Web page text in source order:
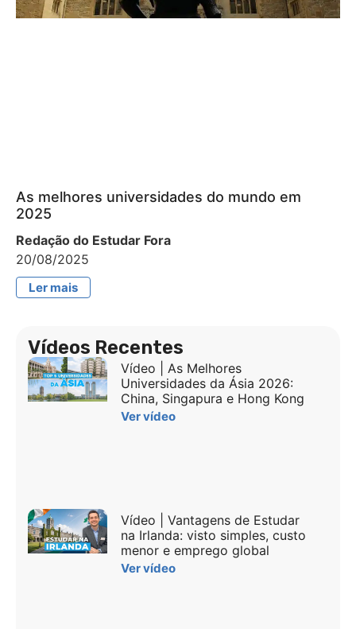
As melhores universidades do mundo em
2025
Redação do Estudar Fora
20/08/2025
Ler mais
Vídeos Recentes
Vídeo | As Melhores
Universidades da Ásia 2026:
China, Singapura e Hong Kong
Ver vídeo
Vídeo | Vantagens de Estudar
na Irlanda: visto simples, custo
menor e emprego global
Ver vídeo